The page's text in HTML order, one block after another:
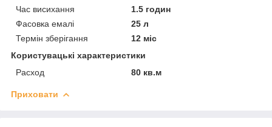
Час висихання
1.5 годин
Фасовка емалі
25 л
Термін зберігання
12 міс
Користувацькі характеристики
Расход
80 кв.м
Приховати